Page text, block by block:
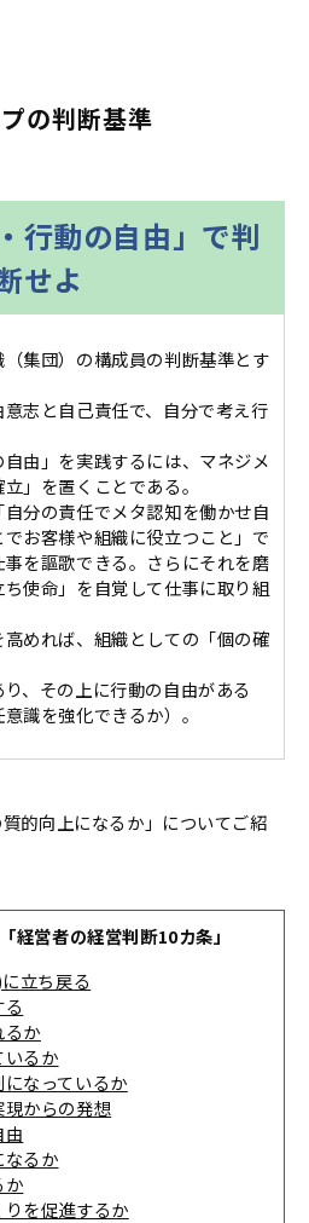
の判断基準
行動の自由」で判
せよ
集団）の構成員の判断基準とす
志と自己責任で、自分で考え行
自由」を実践するには、マネジメ
」を置くことである。
自分の責任でメタ認知を働かせ自
お客様や組織に役立つこと」で
を謳歌できる。さらにそれを磨
使命」を自覚して仕事に取り組
めれば、組織としての「個の確
、その上に行動の自由がある
識を強化できるか）。
的向上になるか」についてご紹
経営者の経営判断10カ条」
立ち戻る
るか
いるか
なっているか
現からの発想
由
なるか
か
を促進するか